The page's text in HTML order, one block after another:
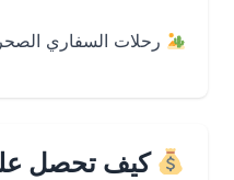
رحلات السفاري الصحراوية
كيف تحصل على